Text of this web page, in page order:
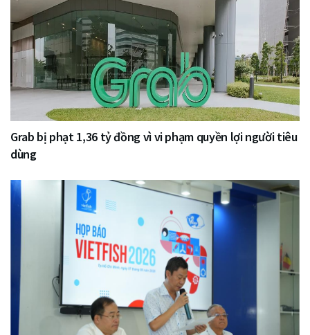
Grab bị phạt 1,36 tỷ đồng vì vi phạm quyền lợi người tiêu
dùng